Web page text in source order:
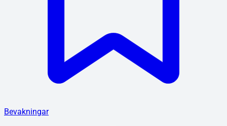
Bevakningar